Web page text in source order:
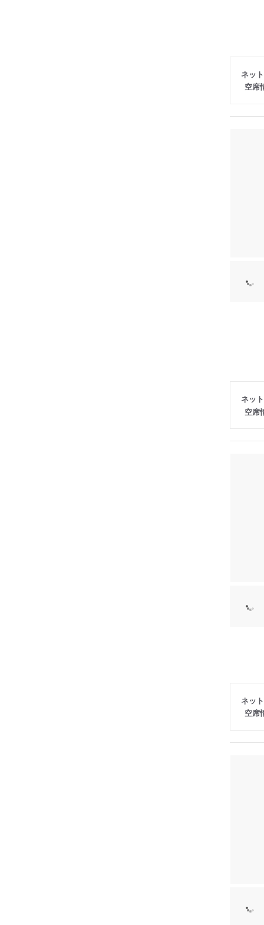
ネッ
空席
ネッ
空席
ネッ
空席